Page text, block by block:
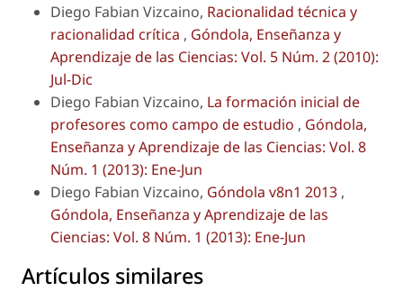
Diego Fabian Vizcaino, Racionalidad técnica y
racionalidad crítica , Góndola, Enseñanza y
Aprendizaje de las Ciencias: Vol. 5 Núm. 2 (2010):
Jul-Dic
Diego Fabian Vizcaino, La formación inicial de
profesores como campo de estudio , Góndola,
Enseñanza y Aprendizaje de las Ciencias: Vol. 8
Núm. 1 (2013): Ene-Jun
Diego Fabian Vizcaino, Góndola v8n1 2013 ,
Góndola, Enseñanza y Aprendizaje de las
Ciencias: Vol. 8 Núm. 1 (2013): Ene-Jun
Artículos similares